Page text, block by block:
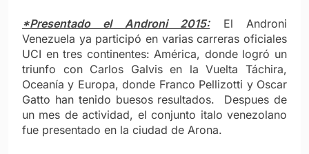
*Presentado el Androni 2015:El Androni
Venezuela ya participó en varias carreras oficiales
UCI en tres continentes: América, donde logró un
triunfo con Carlos Galvis en la Vuelta Táchira,
Oceanía y Europa, donde Franco Pellizotti y Oscar
Gatto han tenido buesos resultados. Despues de
un mes de actividad, el conjunto italo venezolano
fue presentado en la ciudad de Arona.